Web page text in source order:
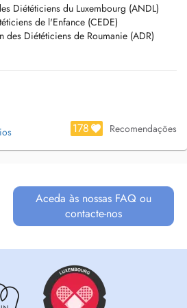
Diététiciens du Luxembourg (ANDL)
de l'Enfance (CEDE)
des Diététiciens de Roumanie (ADR)
178 Recomendações
Aceda às nossas FAQ ou
contacte-nos